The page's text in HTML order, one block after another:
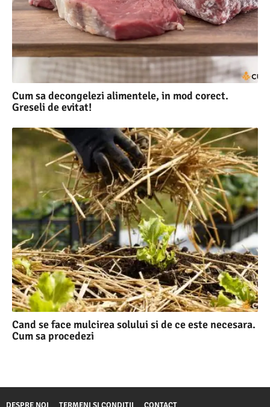
Cum sa decongelezi alimentele, in mod corect.
Greseli de evitat!
Cand se face mulcirea solului si de ce este necesara.
Cum sa procedezi
DESPRE NOI TERMENI SI CONDITII CONTACT